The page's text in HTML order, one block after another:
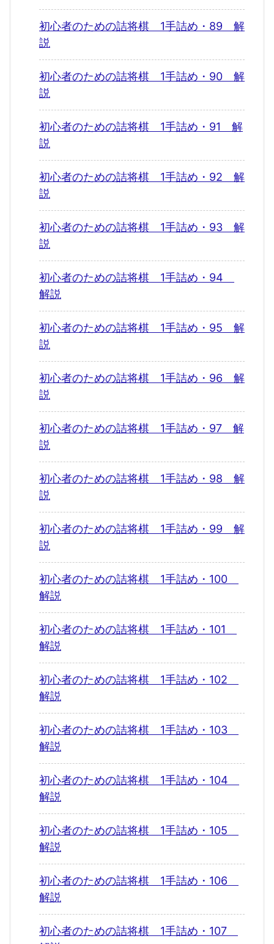
初心者のための詰将棋 1手詰め・89 解
説
初心者のための詰将棋 1手詰め・90 解
説
初心者のための詰将棋 1手詰め・91 解
説
初心者のための詰将棋 1手詰め・92 解
説
初心者のための詰将棋 1手詰め・93 解
説
初心者のための詰将棋 1手詰め・94
解説
初心者のための詰将棋 1手詰め・95 解
説
初心者のための詰将棋 1手詰め・96 解
説
初心者のための詰将棋 1手詰め・97 解
説
初心者のための詰将棋 1手詰め・98 解
説
初心者のための詰将棋 1手詰め・99 解
説
初心者のための詰将棋 1手詰め・100
解説
初心者のための詰将棋 1手詰め・101
解説
初心者のための詰将棋 1手詰め・102
解説
初心者のための詰将棋 1手詰め・103
解説
初心者のための詰将棋 1手詰め・104
解説
初心者のための詰将棋 1手詰め・105
解説
初心者のための詰将棋 1手詰め・106
解説
初心者のための詰将棋 1手詰め・107